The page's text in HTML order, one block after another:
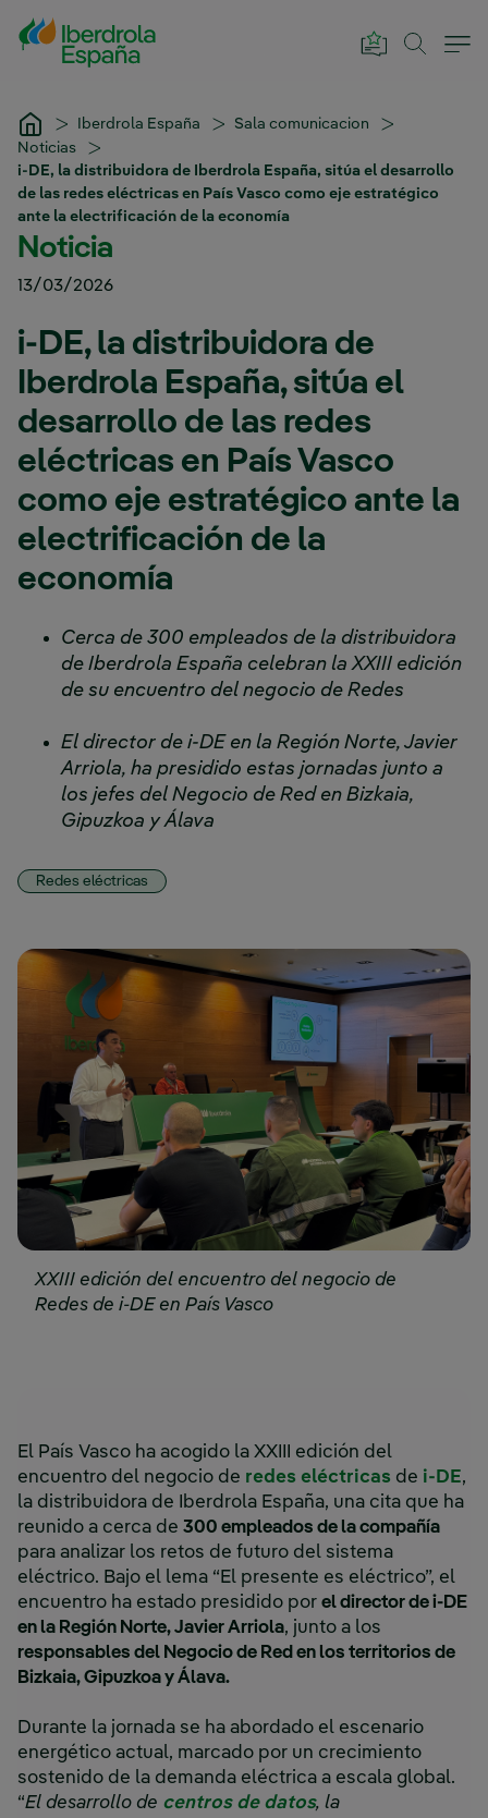
Saltar al contenido principal
Iberdrola España
Sala comunicacion
Noticias
i-DE, la distribuidora de Iberdrola España, sitúa el desarrollo
de las redes eléctricas en País Vasco como eje estratégico
ante la electrificación de la economía
Noticia
13/03/2026
i-DE, la distribuidora de
Iberdrola España, sitúa el
desarrollo de las redes
eléctricas en País Vasco
como eje estratégico ante la
electrificación de la
economía
Cerca de 300 empleados de la distribuidora
de Iberdrola España celebran la XXIII edición
de su encuentro del negocio de Redes
El director de i-DE en la Región Norte, Javier
Arriola, ha presidido estas jornadas junto a
los jefes del Negocio de Red en Bizkaia,
Gipuzkoa y Álava
Redes eléctricas
XXIII edición del encuentro del negocio de
Redes de i-DE en País Vasco
El País Vasco ha acogido la XXIII edición del
encuentro del negocio de redes eléctricas de i-DE,
la distribuidora de Iberdrola España, una cita que ha
reunido a cerca de 300 empleados de la compañía
para analizar los retos de futuro del sistema
eléctrico. Bajo el lema “El presente es eléctrico”, el
encuentro ha estado presidido por el director de i-DE
en la Región Norte, Javier Arriola, junto a los
responsables del Negocio de Red en los territorios de
Bizkaia, Gipuzkoa y Álava.
Durante la jornada se ha abordado el escenario
energético actual, marcado por un crecimiento
sostenido de la demanda eléctrica a escala global.
“El desarrollo de centros de datos, la